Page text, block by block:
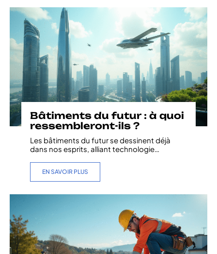
Bâtiments du futur : à quoi
ressembleront-ils ?
Les bâtiments du futur se dessinent déjà
dans nos esprits, alliant technologie…
EN SAVOIR PLUS